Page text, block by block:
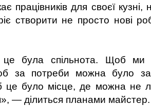
працівників для своєї
створити не просто нові
була спільнота. Щоб ми
за потреби можна було
це було місце, де можна не
— ділиться планами майстер.